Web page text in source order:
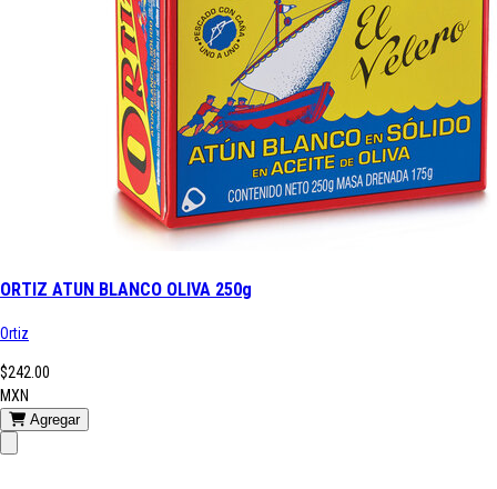
ORTIZ ATUN BLANCO OLIVA 250g
Ortiz
$242.00
MXN
Agregar